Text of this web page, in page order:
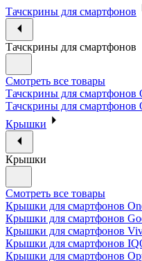
Тачскрины для смартфонов
Тачскрины для смартфонов
Смотреть все товары
Тачскрины для смартфонов
Тачскрины для смартфонов
Крышки
Крышки
Смотреть все товары
Крышки для смартфонов
Крышки для смартфонов
Крышки для смартфонов
Крышки для смартфонов
Крышки для смартфонов